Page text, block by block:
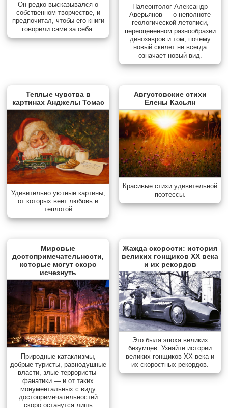
Он редко высказывался о
собственном творчестве, и
предпочитал, чтобы его книги
говорили сами за себя.
Палеонтолог Александр
Аверьянов — о неполноте
геологической летописи,
переоцененном разнообразии
динозавров и том, почему
новый скелет не всегда
означает новый вид.
Теплые чувства в
картинах Анджелы Томас
Удивительно уютные картины,
от которых веет любовь и
теплотой
Августовские стихи
Елены Касьян
Красивые стихи удивительной
поэтессы.
Мировые
достопримечательности,
которые могут скоро
исчезнуть
Природные катаклизмы,
добрые туристы, равнодушные
власти, злые террористы-
фанатики — и от таких
монументальных с виду
достопримечательностей
скоро останутся лишь
Жажда скорости: история
великих гонщиков XX века
и их рекордов
Это была эпоха великих
безумцев. Узнайте истории
великих гонщиков XX века и
их скоростных рекордов.